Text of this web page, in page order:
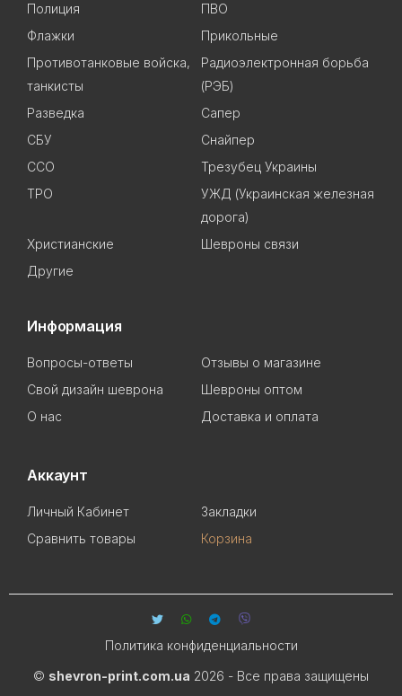
Полиция
ПВО
Флажки
Прикольные
Противотанковые войска,
танкисты
Радиоэлектронная борьба
(РЭБ)
Разведка
Сапер
СБУ
Снайпер
ССО
Трезубец Украины
ТРО
УЖД (Украинская железная
дорога)
Христианские
Шевроны связи
Другие
Информация
Вопросы-ответы
Отзывы о магазине
Свой дизайн шеврона
Шевроны оптом
О нас
Доставка и оплата
Аккаунт
Личный Кабинет
Закладки
Сравнить товары
Корзина
© shevron-print.com.ua 2026 - Все права защищены
Политика конфиденциальности